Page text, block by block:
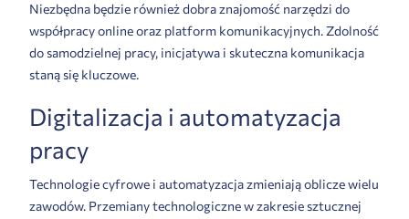
Niezbędna będzie również dobra znajomość narzędzi do
współpracy online oraz platform komunikacyjnych. Zdolność
do samodzielnej pracy, inicjatywa i skuteczna komunikacja
staną się kluczowe.
Digitalizacja i automatyzacja
pracy
Technologie cyfrowe i automatyzacja zmieniają oblicze wielu
zawodów. Przemiany technologiczne w zakresie sztucznej